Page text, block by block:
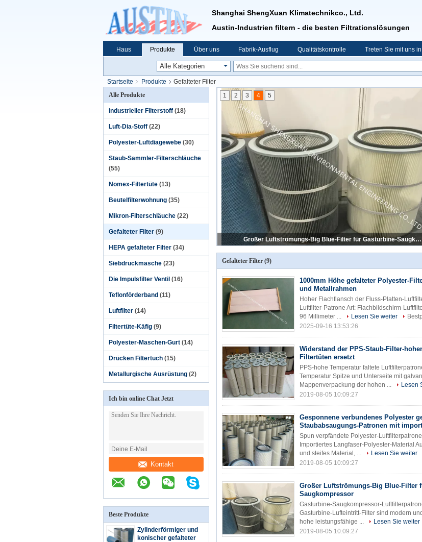
Shanghai ShengXuan Klimatechnikco., Ltd.
Austin-Industrien filtern - die besten Filtrationslösungen
Haus Produkte Über uns Fabrik-Ausflug Qualitätskontrolle Treten Sie mit uns
Startseite Produkte
Gefalteter Filter
Alle Produkte
industrieller Filterstoff (18)
Luft-Dia-Stoff (22)
Polyester-Luftdiagewebe (30)
Staub-Sammler-Filterschläuche
(55)
Nomex-Filtertüte (13)
Beutelfilterwohnung (35)
Mikron-Filterschläuche (22)
Gefalteter Filter (9)
HEPA gefalteter Filter (34)
Siebdruckmasche (23)
Die Impulsfilter Ventil (16)
Teflonförderband (11)
Luftfilter (14)
Filtertüte-Käfig (9)
Polyester-Maschen-Gurt (14)
Drücken Filtertuch (15)
Metallurgische Ausrüstung (2)
Ich bin online Chat Jetzt
Kontakt
Beste Produkte
Zylinderförmiger und
konischer gefalteter
Großer Luftströmungs-Big Blue-Filter für Gasturbine-Saugkompressor
1 2 3 4 5
Gefalteter Filter (9)
1000mm Höhe gefalteter Polyester-
und Metallrahmen
Hoher Flachflansch der Fluss-Platten-
Luftfilter-Patrone Art: Flachbildschirm-
96 Millimeter ...
Lesen Sie weiter
2025-09-16 13:53:26
Widerstand der PPS-Staub-Filter-
Filtertüten ersetzt
PPS-hohe Temperatur faltete
Temperatur Spitze und Unterseite mit
Mappenverpackung der hohen ...
Lesen
2019-08-05 10:09:27
Gesponnene verbundenes Polyester
Staubabsaugungs-Patronen mit
Spun verpfändete Polyester-
Importiertes Langfaser-Polyester-Material
und steifes Material, ...
Lesen Sie weiter
2019-08-05 10:09:27
Großer Luftströmungs-Big Blue-Filter
Saugkompressor
Gasturbine-Saugkompressor-
Gasturbine-Lufteintritt-Filter sind modern
hohe leistungsfähige ...
Lesen Sie weiter
2019-08-05 10:09:27